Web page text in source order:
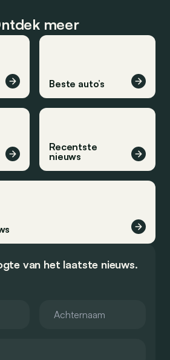
meer
Beste auto’s
Recentste
nieuws
van het laatste nieuws.